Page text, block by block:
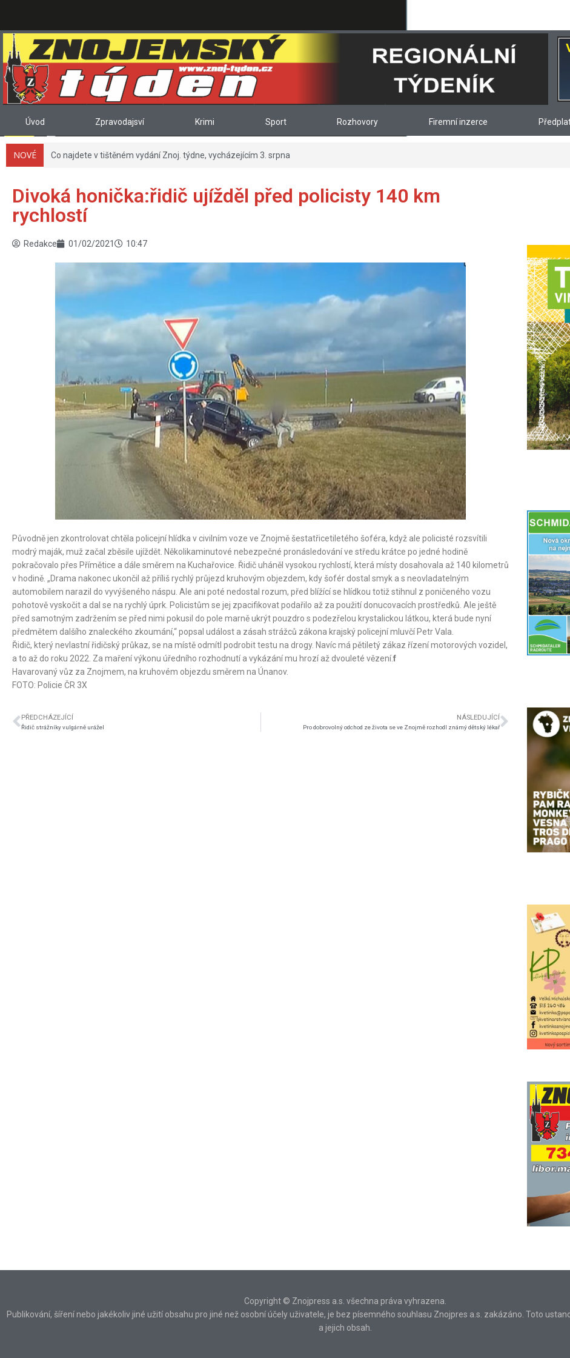
Úvod Zpravodajsví Krimi Sport Rozhovory Firemní inzerce
NOVÉ Co najdete v tištěném vydání Znoj. týdne, vycházejícím 3. srpna
Divoká honička:řidič ujížděl před policisty 140 km
rychlostí
Redakce 01/02/2021 10:47
Původně jen zkontrolovat chtěla policejní hlídka v civilním voze ve Znojmě šestatřicetiletého šoféra, když ale policisté rozsvítili
modrý maják, muž začal zběsile ujíždět. Několikaminutové nebezpečné pronásledování ve středu krátce po jedné hodině
pokračovalo přes Přímětice a dále směrem na Kuchařovice. Řidič uháněl vysokou rychlostí, která místy dosahovala až 140 kilometrů
v hodině. „Drama nakonec ukončil až příliš rychlý průjezd kruhovým objezdem, kdy šofér dostal smyk a s neovladatelným
automobilem narazil do vyvýšeného náspu. Ale ani poté nedostal rozum, před blížící se hlídkou totiž stihnul z poničeného vozu
pohotově vyskočit a dal se na rychlý úprk. Policistům se jej zpacifikovat podařilo až za použití donucovacích prostředků. Ale ještě
před samotným zadržením se před nimi pokusil do pole marně ukrýt pouzdro s podezřelou krystalickou látkou, která bude nyní
předmětem dalšího znaleckého zkoumání,“ popsal událost a zásah strážců zákona krajský policejní mluvčí Petr Vala.
Řidič, který nevlastní řidičský průkaz, se na místě odmítl podrobit testu na drogy. Navíc má pětiletý zákaz řízení motorových vozidel,
a to až do roku 2022. Za maření výkonu úředního rozhodnutí a vykázání mu hrozí až dvouleté vězení.f
Havarovaný vůz za Znojmem, na kruhovém objezdu směrem na Únanov.
FOTO: Policie ČR 3X
PŘEDCHÁZEJÍCÍ
Řidič strážníky vulgárně urážel
NÁSLEDUJÍCÍ
Pro dobrovolný odchod ze života se ve Znojmě rozhodl známý dětský lékař
Copyright © Znojpress a.s. všechna práva vyhrazena.
Publikování, šíření nebo jakékoliv jiné užití obsahu pro jiné než osobní účely uživatele, je bez písemného souhlasu Znojpres a.s. zakázáno. Toto
a jejich obsah.